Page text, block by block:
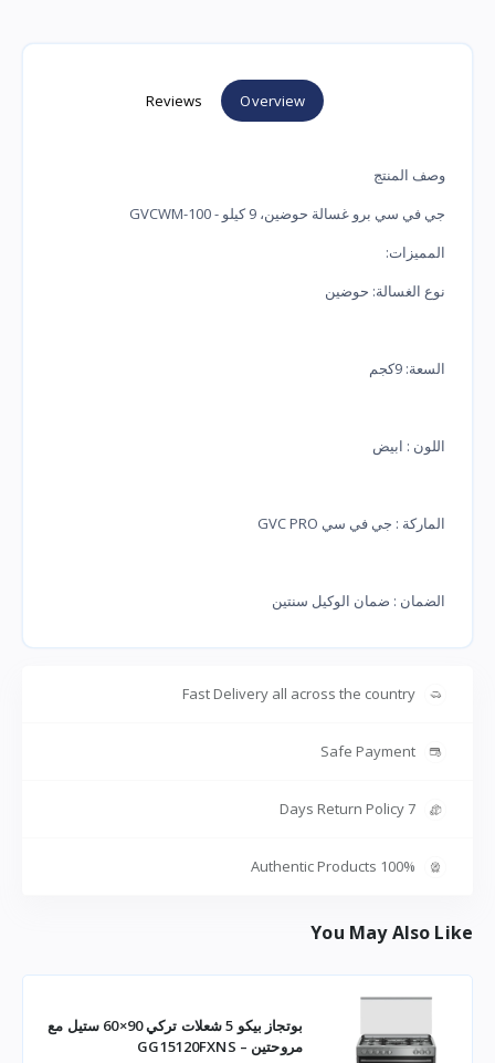
Overview
Reviews
وصف المنتج
جي في سي برو غسالة حوضين، 9 كيلو - GVCWM-100
المميزات:
نوع الغسالة: حوضين
السعة: 9كجم
اللون : ابيض
الماركة : جي في سي GVC PRO
الضمان : ضمان الوكيل سنتين
Fast Delivery all across the country
Safe Payment
7 Days Return Policy
100% Authentic Products
You May Also Like
بوتجاز بيكو 5 شعلات تركي 90×60 ستيل مع
مروحتين – GG15120FXNS